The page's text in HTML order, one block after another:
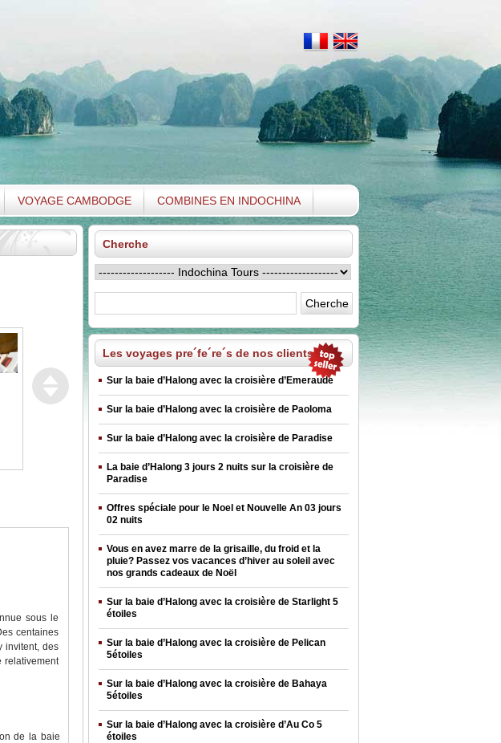
VOYAGE CAMBODGE COMBINES EN INDOCHINA
sous le
centaines
invitent, des
relativement
de la baie
Cherche
Les voyages pre´fe´re´s de nos clients
Sur la baie d’Halong avec la croisière d’Emeraude
Sur la baie d’Halong avec la croisière de Paoloma
Sur la baie d’Halong avec la croisière de Paradise
La baie d’Halong 3 jours 2 nuits sur la croisière de
Paradise
Offres spéciale pour le Noel et Nouvelle An 03 jours
02 nuits
Vous en avez marre de la grisaille, du froid et la
pluie? Passez vos vacances d’hiver au soleil avec
nos grands cadeaux de Noël
Sur la baie d’Halong avec la croisière de Starlight 5
étoiles
Sur la baie d’Halong avec la croisière de Pelican
5étoiles
Sur la baie d’Halong avec la croisière de Bahaya
5étoiles
Sur la baie d’Halong avec la croisière d’Au Co 5
étoiles